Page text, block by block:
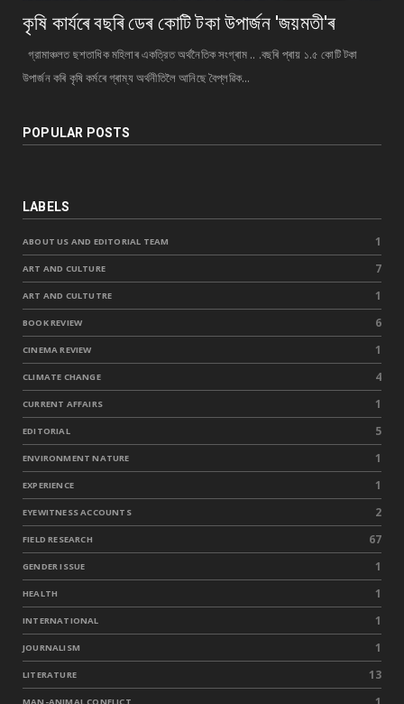
কৃষি কাৰ্যৰে বছৰি ডেৰ কোটি টকা উপার্জন 'জয়মতী'ৰ
গ্রামাঞ্চলত ছশতাধিক মহিলাৰ একত্রিত অর্থনৈতিক সংগ্ৰাম .. .বছৰি প্ৰায় ১.৫ কোটি টকা
উপাৰ্জন কৰি কৃষি কৰ্মৰে গ্ৰাম্য অর্থনীতিলৈ আনিছে বৈপ্লৱিক...
POPULAR POSTS
LABELS
ABOUT US AND EDITORIAL TEAM 1
ART AND CULTURE 7
ART AND CULTUTRE 1
BOOK REVIEW 6
CINEMA REVIEW 1
CLIMATE CHANGE 4
CURRENT AFFAIRS 1
EDITORIAL 5
ENVIRONMENT NATURE 1
EXPERIENCE 1
EYEWITNESS ACCOUNTS 2
FIELD RESEARCH 67
GENDER ISSUE 1
HEALTH 1
INTERNATIONAL 1
JOURNALISM 1
LITERATURE 13